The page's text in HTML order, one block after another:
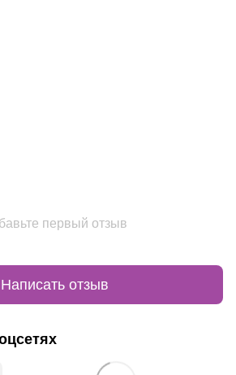
первый отзыв
Написать отзыв